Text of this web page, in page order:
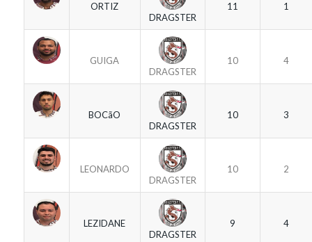
ORTIZ
DRAGSTER
11 1
GUIGA
DRAGSTER
10 4
BOCãO
DRAGSTER
10 3
LEONARDO
DRAGSTER
10 2
LEZIDANE
DRAGSTER
9 4